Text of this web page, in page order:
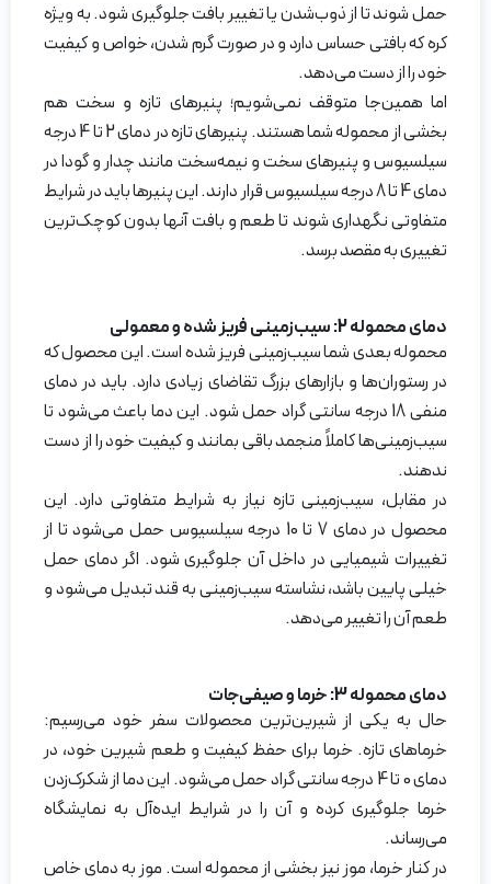
حمل شوند تا از ذوب‌شدن یا تغییر بافت جلوگیری شود. به ویژه
کره که بافتی حساس دارد و در صورت گرم شدن، خواص و کیفیت
خود را از دست می‌دهد.
اما همین‌جا متوقف نمی‌شویم؛ پنیرهای تازه و سخت هم
بخشی از محموله شما هستند. پنیرهای تازه در دمای 2 تا 4 درجه
سیلسیوس و پنیرهای سخت و نیمه‌سخت مانند چدار و گودا در
دمای 4 تا 8 درجه سیلسیوس قرار دارند. این پنیرها باید در شرایط
متفاوتی نگهداری شوند تا طعم و بافت آنها بدون کوچک‌ترین
تغییری به مقصد برسد.
دمای محموله 2:
سیب‌زمینی فریز شده و معمولی
محموله بعدی شما سیب‌زمینی فریز شده است. این محصول که
در رستوران‌ها و بازارهای بزرگ تقاضای زیادی دارد. باید در دمای
منفی 18 درجه سانتی گراد حمل شود. این دما باعث می‌شود تا
سیب‌زمینی‌ها کاملاً منجمد باقی بمانند و کیفیت خود را از دست
ندهند.
در مقابل، سیب‌زمینی تازه نیاز به شرایط متفاوتی دارد. این
محصول در دمای 7 تا 10 درجه سیلسیوس حمل می‌شود تا از
تغییرات شیمیایی در داخل آن جلوگیری شود. اگر دمای حمل
خیلی پایین باشد، نشاسته سیب‌زمینی به قند تبدیل می‌شود و
طعم آن را تغییر می‌دهد.
دمای محموله 3:
خرما و صیفی‌جات
حال به یکی از شیرین‌ترین محصولات سفر خود می‌رسیم:
خرماهای تازه. خرما برای حفظ کیفیت و طعم شیرین خود، در
دمای 0 تا 4 درجه سانتی گراد حمل می‌شود. این دما از شکرک‌زدن
خرما جلوگیری کرده و آن را در شرایط ایده‌آل به نمایشگاه
می‌رساند.
در کنار خرما، موز نیز بخشی از محموله است. موز به دمای خاص